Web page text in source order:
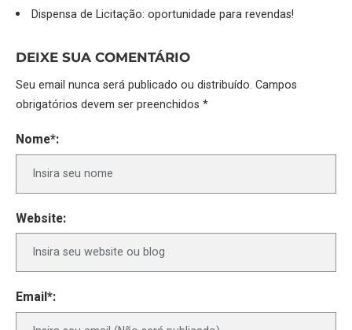
Dispensa de Licitação: oportunidade para revendas!
DEIXE SUA COMENTÁRIO
Seu email nunca será publicado ou distribuído. Campos
obrigatórios devem ser preenchidos *
Nome*:
Website:
Email*: